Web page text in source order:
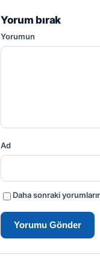
Yorum bırak
Yorumun
Ad
Daha sonraki